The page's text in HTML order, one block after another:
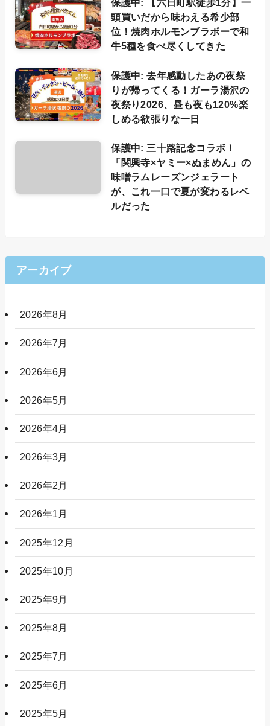
保護中: 【六日町駅徒歩1分】一
頭買いだから味わえる希少部
位！焼肉ホルモンブラボーで和
牛5種を食べ尽くしてきた
保護中: 去年感動したあの夜祭
りが帰ってくる！ガーラ湯沢の
夜祭り2026、昼も夜も120%楽
しめる欲張りな一日
保護中: 三十路記念コラボ！
「関興寺×ヤミー×ぬまめん」の
味噌ラムレーズンジェラート
が、これ一口で夏が変わるレベ
ルだった
アーカイブ
2026年8月
2026年7月
2026年6月
2026年5月
2026年4月
2026年3月
2026年2月
2026年1月
2025年12月
2025年10月
2025年9月
2025年8月
2025年7月
2025年6月
2025年5月